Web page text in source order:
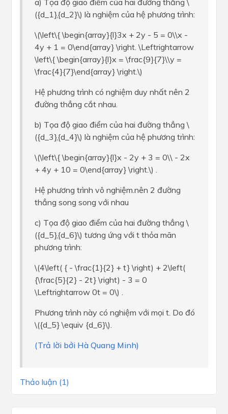
a) Tọa độ giao điểm của hai đường thẳng \
({d_1},{d_2}\) là nghiệm của hệ phương trình:
\(\left\{ \begin{array}{l}3x + 2y - 5 = 0\\x -
4y + 1 = 0\end{array} \right. \Leftrightarrow
\left\{ \begin{array}{l}x = \frac{9}{7}\\y =
\frac{4}{7}\end{array} \right.\)
Hệ phương trình có nghiệm duy nhất nên 2
đường thẳng cắt nhau.
b) Tọa độ giao điểm của hai đường thẳng \
({d_3},{d_4}\) là nghiệm của hệ phương trình:
\(\left\{ \begin{array}{l}x - 2y + 3 = 0\\ - 2x
+ 4y + 10 = 0\end{array} \right.\) .
Hệ phương trình vô nghiệm.nên 2 đường
thẳng song song với nhau
c) Tọa độ giao điểm của hai đường thẳng \
({d_5},{d_6}\) tương ứng với t thỏa mãn
phương trình:
\(4\left( { - \frac{1}{2} + t} \right) + 2\left(
{\frac{5}{2} - 2t} \right) - 3 = 0
\Leftrightarrow 0t = 0\) .
Phương trình này có nghiệm với mọi t. Do đó
\({d_5} \equiv {d_6}\).
(Trả lời bởi Hà Quang Minh)
Thảo luận (1)